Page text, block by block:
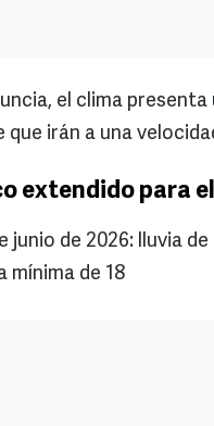
el clima
que irán a una
extendido para
junio de 2026: lluvia
mínima de 18